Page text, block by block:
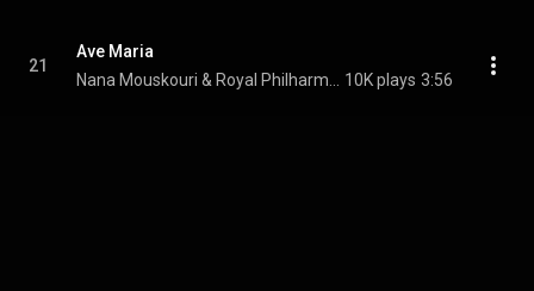
21
Ave Maria
10K plays 3:56